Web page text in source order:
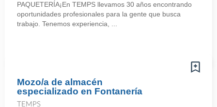
PAQUETERÍA¡En TEMPS llevamos 30 años encontrando
oportunidades profesionales para la gente que busca
trabajo. Tenemos experiencia, ...
Mozo/a de almacén
especializado en Fontanería
TEMPS